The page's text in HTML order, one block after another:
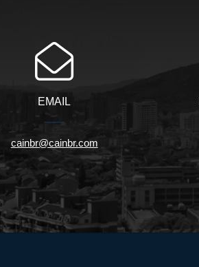
EMAIL
cainbr@cainbr.com